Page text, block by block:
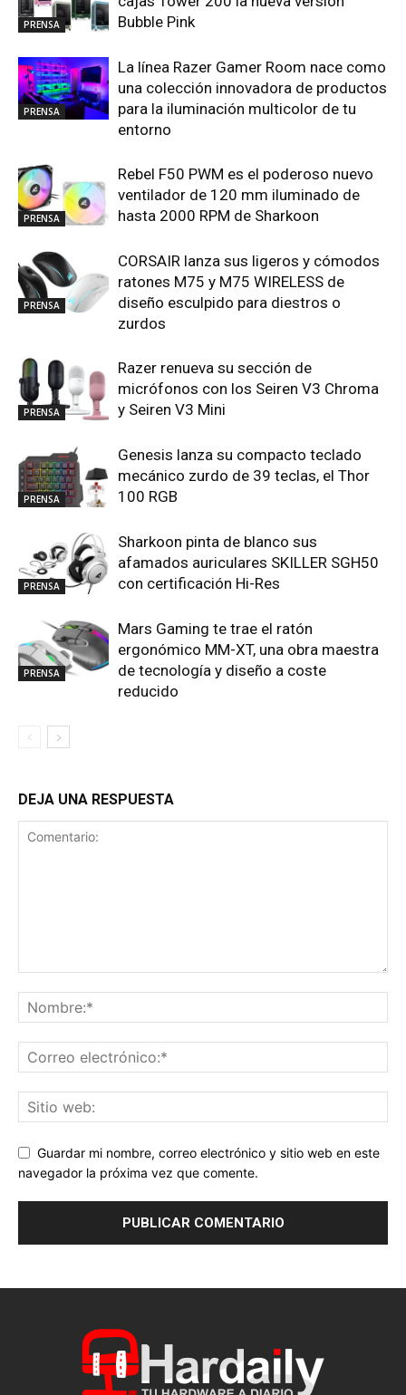
PRENSA
Bubble Pink
PRENSA
La línea Razer Gamer Room nace como
una colección innovadora de productos
para la iluminación multicolor de tu
entorno
PRENSA
Rebel F50 PWM es el poderoso nuevo
ventilador de 120 mm iluminado de
hasta 2000 RPM de Sharkoon
PRENSA
CORSAIR lanza sus ligeros y cómodos
ratones M75 y M75 WIRELESS de
diseño esculpido para diestros o
zurdos
PRENSA
Razer renueva su sección de
micrófonos con los Seiren V3 Chroma
y Seiren V3 Mini
PRENSA
Genesis lanza su compacto teclado
mecánico zurdo de 39 teclas, el Thor
100 RGB
PRENSA
Sharkoon pinta de blanco sus
afamados auriculares SKILLER SGH50
con certificación Hi-Res
PRENSA
Mars Gaming te trae el ratón
ergonómico MM-XT, una obra maestra
de tecnología y diseño a coste
reducido
DEJA UNA RESPUESTA
Guardar mi nombre, correo electrónico y sitio web en este
navegador la próxima vez que comente.